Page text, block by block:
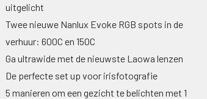
uitgelicht
Twee nieuwe Nanlux Evoke RGB spots in de
verhuur: 600C en 150C
Ga ultrawide met de nieuwste Laowa lenzen
De perfecte set up voor irisfotografie
5 manieren om een gezicht te belichten met 1